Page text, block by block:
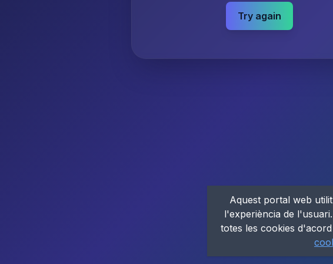
Try again
Aquest portal web
l'experiència de
totes les cookies